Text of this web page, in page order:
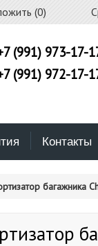
(0)
(991) 973-17-
(991) 972-17-
Контакты
багажника